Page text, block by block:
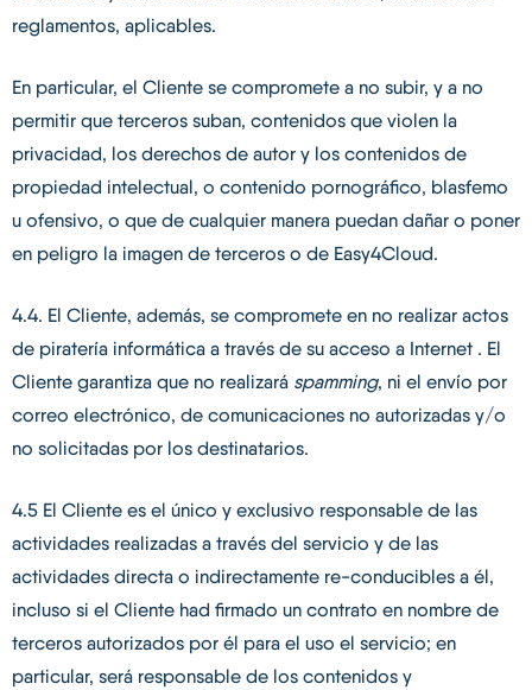
reglamentos, aplicables.
En particular, el Cliente se compromete a no subir, y a no
permitir que terceros suban, contenidos que violen la
privacidad, los derechos de autor y los contenidos de
propiedad intelectual, o contenido pornográfico, blasfemo
u ofensivo, o que de cualquier manera puedan dañar o poner
en peligro la imagen de terceros o de Easy4Cloud.
4.4. El Cliente, además, se compromete en no realizar actos
de piratería informática a través de su acceso a Internet . El
Cliente garantiza que no realizará spamming, ni el envío por
correo electrónico, de comunicaciones no autorizadas y/o
no solicitadas por los destinatarios.
4.5 El Cliente es el único y exclusivo responsable de las
actividades realizadas a través del servicio y de las
actividades directa o indirectamente re-conducibles a él,
incluso si el Cliente had firmado un contrato en nombre de
terceros autorizados por él para el uso el servicio; en
particular, será responsable de los contenidos y